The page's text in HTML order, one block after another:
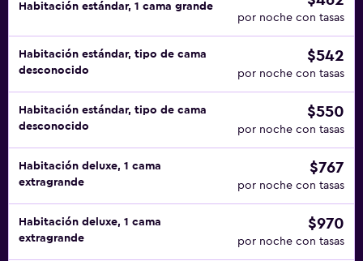
Habitación estándar, 1 cama grande
por noche con tasas
Habitación estándar, tipo de cama
desconocido
$542
por noche con tasas
Habitación estándar, tipo de cama
desconocido
$550
por noche con tasas
Habitación deluxe, 1 cama
extragrande
$767
por noche con tasas
Habitación deluxe, 1 cama
extragrande
$970
por noche con tasas